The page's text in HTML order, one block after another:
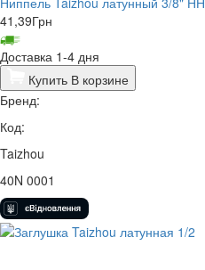
41,39Грн
Доставка 1-4 дня
Купить В корзине
Бренд:
Код:
Taizhou
40N 0001